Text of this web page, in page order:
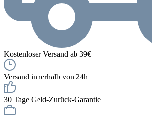
Kostenloser Versand ab 39€
Versand innerhalb von 24h
30 Tage Geld-Zurück-Garantie